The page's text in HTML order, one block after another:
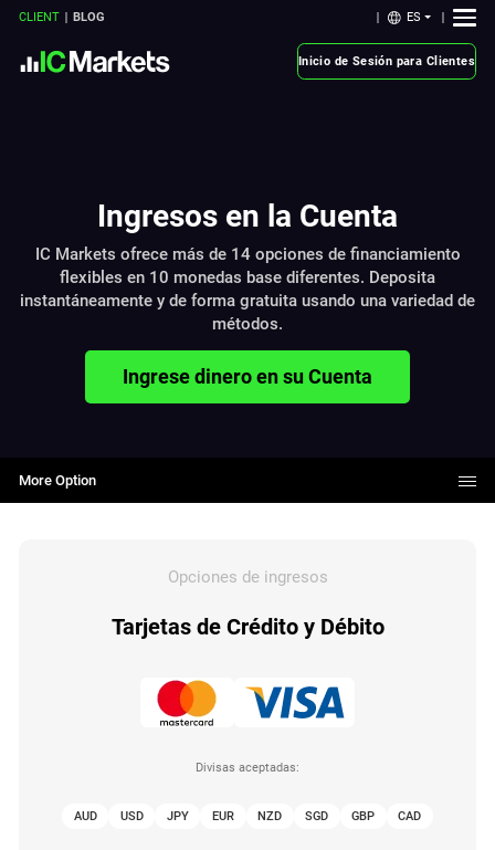
CLIENT BLOG ES
Inicio de Sesión para Clientes
Ingresos en la Cuenta
IC Markets ofrece más de 14 opciones de financiamiento
flexibles en 10 monedas base diferentes. Deposita
instantáneamente y de forma gratuita usando una variedad de
métodos.
Ingrese dinero en su Cuenta
More Option
Opciones de ingresos
Tarjetas de Crédito y Débito
Divisas aceptadas:
AUD USD JPY EUR NZD SGD GBP CAD